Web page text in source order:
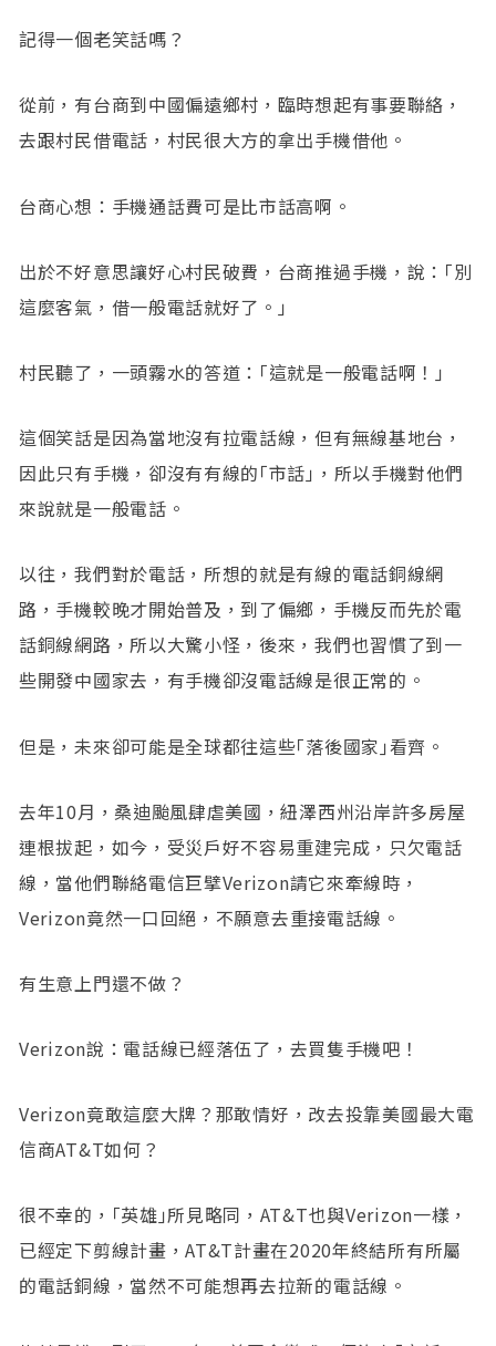
記得一個老笑話嗎？
從前，有台商到中國偏遠鄉村，臨時想起有事要聯絡，
去跟村民借電話，村民很大方的拿出手機借他。
台商心想：手機通話費可是比市話高啊。
出於不好意思讓好心村民破費，台商推過手機，說：｢別
這麼客氣，借一般電話就好了。｣
村民聽了，一頭霧水的答道：｢這就是一般電話啊！｣
這個笑話是因為當地沒有拉電話線，但有無線基地台，
因此只有手機，卻沒有有線的｢市話｣，所以手機對他們
來說就是一般電話。
以往，我們對於電話，所想的就是有線的電話銅線網
路，手機較晚才開始普及，到了偏鄉，手機反而先於電
話銅線網路，所以大驚小怪，後來，我們也習慣了到一
些開發中國家去，有手機卻沒電話線是很正常的。
但是，未來卻可能是全球都往這些｢落後國家｣看齊。
去年10月，桑迪颱風肆虐美國，紐澤西州沿岸許多房屋
連根拔起，如今，受災戶好不容易重建完成，只欠電話
線，當他們聯絡電信巨擘Verizon請它來牽線時，
Verizon竟然一口回絕，不願意去重接電話線。
有生意上門還不做？
Verizon說：電話線已經落伍了，去買隻手機吧！
Verizon竟敢這麼大牌？那敢情好，改去投靠美國最大電
信商AT&T如何？
很不幸的，｢英雄｣所見略同，AT&T也與Verizon一樣，
已經定下剪線計畫，AT&T計畫在2020年終結所有所屬
的電話銅線，當然不可能想再去拉新的電話線。